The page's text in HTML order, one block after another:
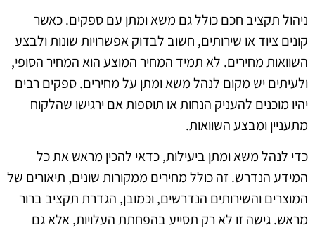
ניהול תקציב חכם כולל גם משא ומתן עם ספקים. כאשר
קונים ציוד או שירותים, חשוב לבדוק אפשרויות שונות ולבצע
השוואות מחירים. לא תמיד המחיר המוצע הוא המחיר הסופי,
ולעיתים יש מקום לנהל משא ומתן על מחירים. ספקים רבים
יהיו מוכנים להעניק הנחות או תוספות אם ירגישו שהלקוח
מתעניין ומבצע השוואות.
כדי לנהל משא ומתן ביעילות, כדאי להכין מראש את כל
המידע הנדרש. זה כולל מחירים ממקורות שונים, תיאורים של
המוצרים והשירותים הנדרשים, וכמובן, הגדרת תקציב ברור
מראש. גישה זו לא רק תסייע בהפחתת העלויות, אלא גם